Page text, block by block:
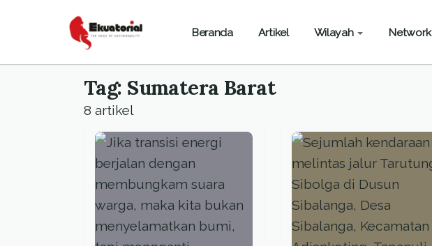
Beranda Artikel Wilayah Network
Tag: Sumatera Barat
8 artikel